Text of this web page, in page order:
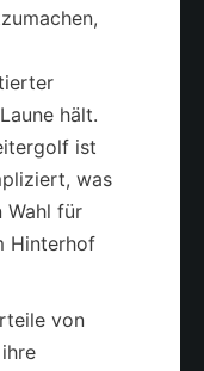
hält.
ist
was
Wahl für
Hinterhof
von